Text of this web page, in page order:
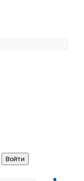
Войти